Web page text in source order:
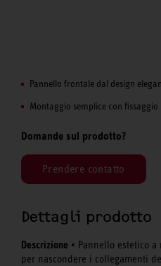
Pannello frontale dal design
Montaggio semplice con
Domande sul prodotto?
Prendere contatto
Dettagli prodotto
Descrizione • Pannello estetico
per nascondere i collegamenti